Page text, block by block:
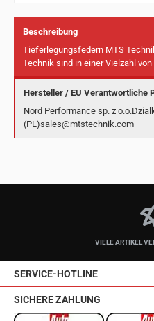
Beschreibung
Tieferlegungsfedern MTS
Technik sind in einer Vielzahl
Hersteller / EU Verantwortliche
Nord Performance sp. z
(PL)sales@mtstechnik.com
VIELE ARTIKEL
SERVICE-HOTLINE
SICHERE ZAHLUNG